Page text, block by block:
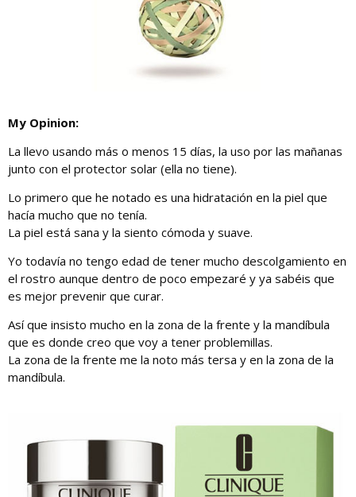
My Opinion:
La llevo usando más o menos 15 días, la uso por las mañanas
junto con el protector solar (ella no tiene).
Lo primero que he notado es una hidratación en la piel que
hacía mucho que no tenía.
La piel está sana y la siento cómoda y suave.
Yo todavía no tengo edad de tener mucho descolgamiento en
el rostro aunque dentro de poco empezaré y ya sabéis que
es mejor prevenir que curar.
Así que insisto mucho en la zona de la frente y la mandíbula
que es donde creo que voy a tener problemillas.
La zona de la frente me la noto más tersa y en la zona de la
mandíbula.